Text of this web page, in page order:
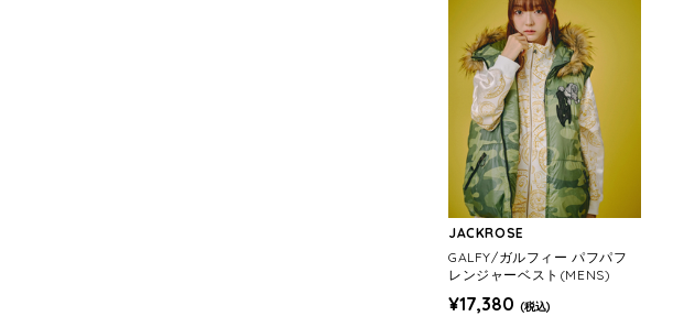
JACKROSE
GALFY/ガルフィー パフパフ
レンジャーベスト(MENS)
¥17,380 (税込)